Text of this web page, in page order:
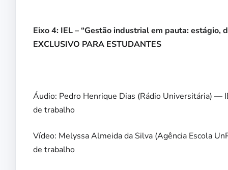
Eixo 4: IEL – “Gestão industrial em pauta:
EXCLUSIVO PARA ESTUDANTES
Áudio: Pedro Henrique Dias (Rádio Universitária) —
de trabalho
Vídeo: Melyssa Almeida da Silva (Agência Escola
de trabalho